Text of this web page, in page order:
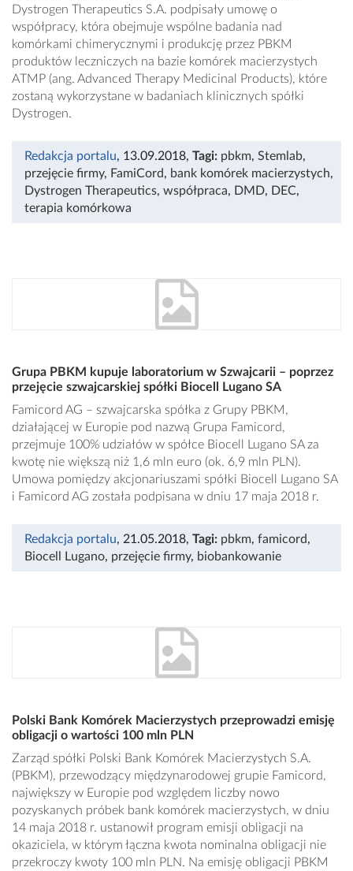
Dystrogen Therapeutics S.A. podpisały umowę o
współpracy, która obejmuje wspólne badania nad
komórkami chimerycznymi i produkcję przez PBKM
produktów leczniczych na bazie komórek macierzystych
ATMP (ang. Advanced Therapy Medicinal Products), które
zostaną wykorzystane w badaniach klinicznych spółki
Dystrogen.
Redakcja portalu, 13.09.2018, Tagi: pbkm, Stemlab,
przejęcie firmy, FamiCord, bank komórek macierzystych,
Dystrogen Therapeutics, współpraca, DMD, DEC,
terapia komórkowa
Grupa PBKM kupuje laboratorium w Szwajcarii – poprzez
przejęcie szwajcarskiej spółki Biocell Lugano SA
Famicord AG – szwajcarska spółka z Grupy PBKM,
działającej w Europie pod nazwą Grupa Famicord,
przejmuje 100% udziałów w spółce Biocell Lugano SA za
kwotę nie większą niż 1,6 mln euro (ok. 6,9 mln PLN).
Umowa pomiędzy akcjonariuszami spółki Biocell Lugano SA
i Famicord AG została podpisana w dniu 17 maja 2018 r.
Redakcja portalu, 21.05.2018, Tagi: pbkm, famicord,
Biocell Lugano, przejęcie firmy, biobankowanie
Polski Bank Komórek Macierzystych przeprowadzi emisję
obligacji o wartości 100 mln PLN
Zarząd spółki Polski Bank Komórek Macierzystych S.A.
(PBKM), przewodzący międzynarodowej grupie Famicord,
największy w Europie pod względem liczby nowo
pozyskanych próbek bank komórek macierzystych, w dniu
14 maja 2018 r. ustanowił program emisji obligacji na
okaziciela, w którym łączna kwota nominalna obligacji nie
przekroczy kwoty 100 mln PLN. Na emisję obligacji PBKM